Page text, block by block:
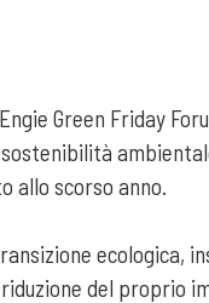
Green Friday
allo scorso anno.
ecologica,
del proprio